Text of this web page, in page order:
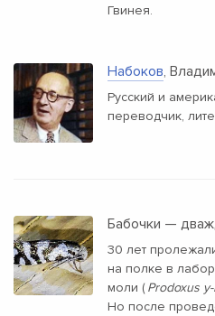
Гвинея.
Набоков,
Русский и
переводчик,
Бабочки —
30 лет
на полке в
моли (Prodoxus
Но после